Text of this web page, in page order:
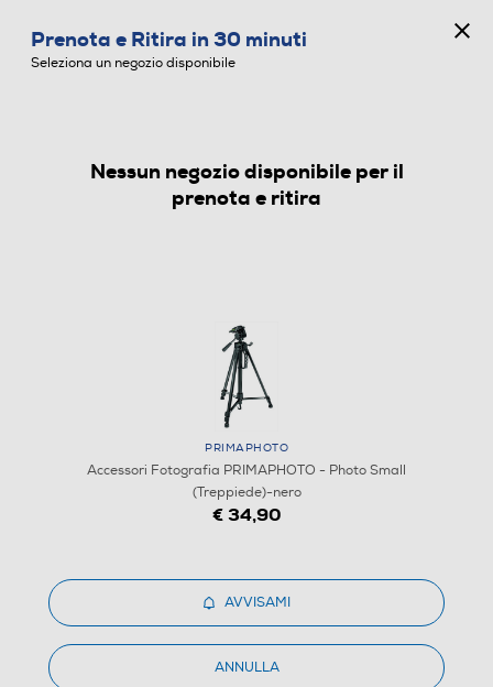
ACCESSORI FOTOGRAFIA
Prenota e Ritira in 30 minuti
Seleziona un negozio disponibile
Nessun negozio disponibile per il
prenota e ritira
PRIMAPHOTO
Accessori Fotografia PRIMAPHOTO - Photo Small
(Treppiede)-nero
€ 34,90
AVVISAMI
ANNULLA